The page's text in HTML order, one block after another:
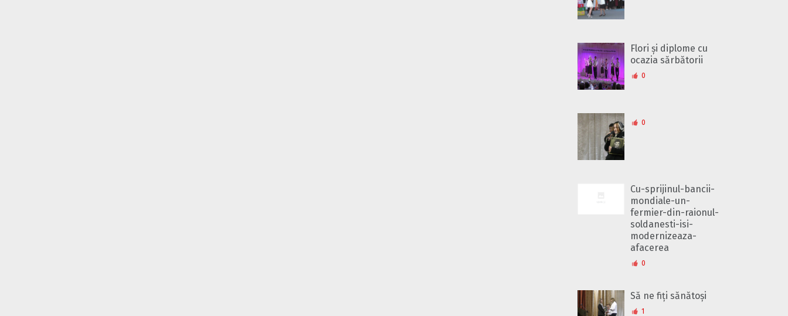
Flori și diplome cu
ocazia sărbătorii
0
0
Cu-sprijinul-bancii-
mondiale-un-
fermier-din-raionul-
soldanesti-isi-
modernizeaza-
afacerea
0
Să ne fiți sănătoși
1